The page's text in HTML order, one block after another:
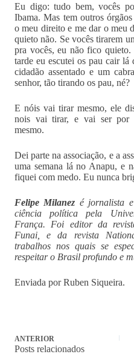
Eu digo: tudo bem, vocês
Ibama. Mas tem outros
o meu direito e me dar o meu
quieto não. Se vocês tirarem
pra vocês, eu não fico
tarde eu escutei os pau cair
cidadão assentado e um
senhor, tão tirando os pau, né?
E nóis vai tirar mesmo, ele
nois vai tirar, e vai ser por
mesmo.
Dei parte na associação, e a
uma semana lá no Anapu, e
fiquei com medo. Eu nunca
Felipe Milanez é jornalista
ciência política pela
França. Foi editor da
Funai, e da revista
trabalhos nos quais se
respeitar o Brasil profundo e
Enviada por Ruben Siqueira.
ANTERIOR
Posts relacionados